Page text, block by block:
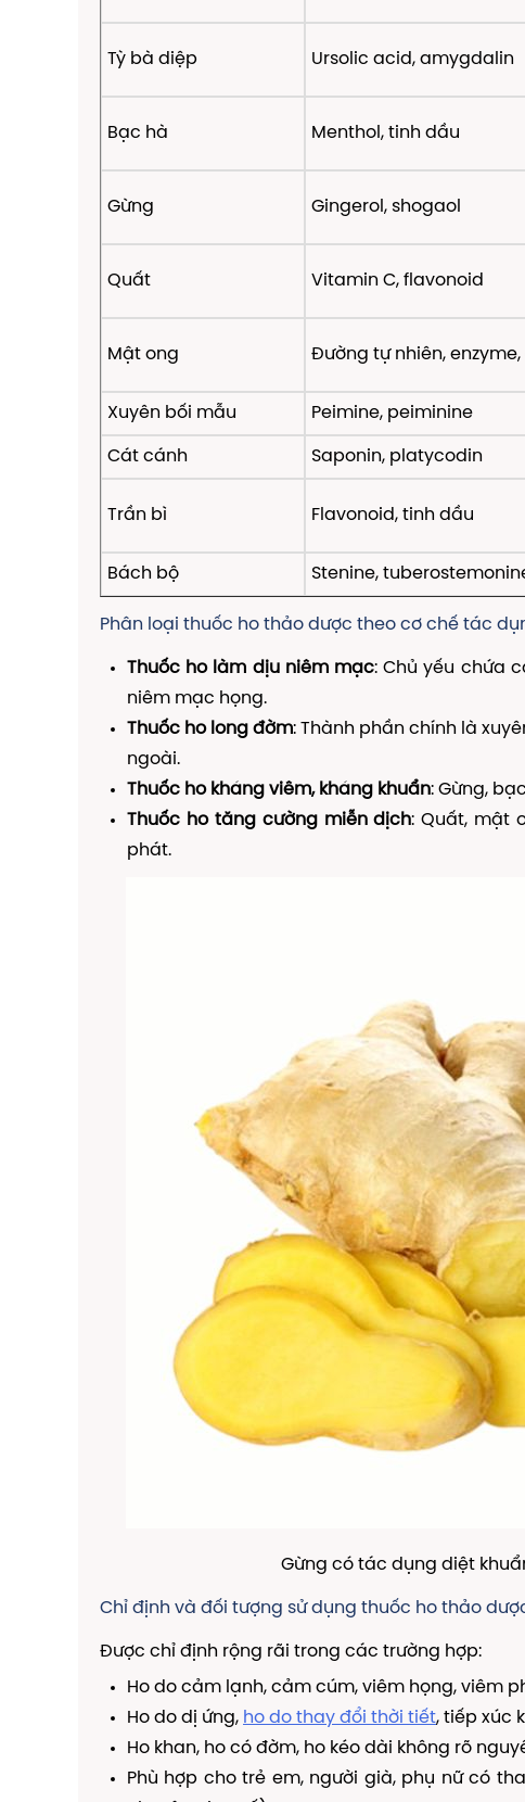
Tỳ bà diệp Ursolic acid, amygdalin
Bạc hà Menthol, tinh dầu
Gừng Gingerol, shogaol
Quất Vitamin C, flavonoid
Mật ong Đường tự nhiên,
Xuyên bối mẫu Peimine, peiminine
Cát cánh Saponin, platycodin
Trần bì Flavonoid, tinh dầu
Bách bộ Stenine,
Phân loại thuốc ho thảo dược theo cơ chế tác
Thuốc ho làm dịu niêm mạc: Chủ yếu chứa
niêm mạc họng.
Thuốc ho long đờm: Thành phần chính là
ngoài.
Thuốc ho kháng viêm, kháng khuẩn: Gừng,
Thuốc ho tăng cường miễn dịch: Quất, mật
phát.
Gừng có tác dụng diệt
Chỉ định và đối tượng sử dụng thuốc ho thảo
Được chỉ định rộng rãi trong các trường hợp:
Ho do cảm lạnh, cảm cúm, viêm họng, viêm
Ho do dị ứng, ho do thay đổi thời tiết, tiếp xúc
Ho khan, ho có đờm, ho kéo dài không rõ
Phù hợp cho trẻ em, người già, phụ nữ có